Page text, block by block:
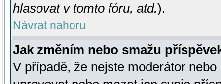
hlasovat v tomto fóru, atd.).
Návrat nahoru
Jak změním nebo smažu
V případě, že nejste moderátor